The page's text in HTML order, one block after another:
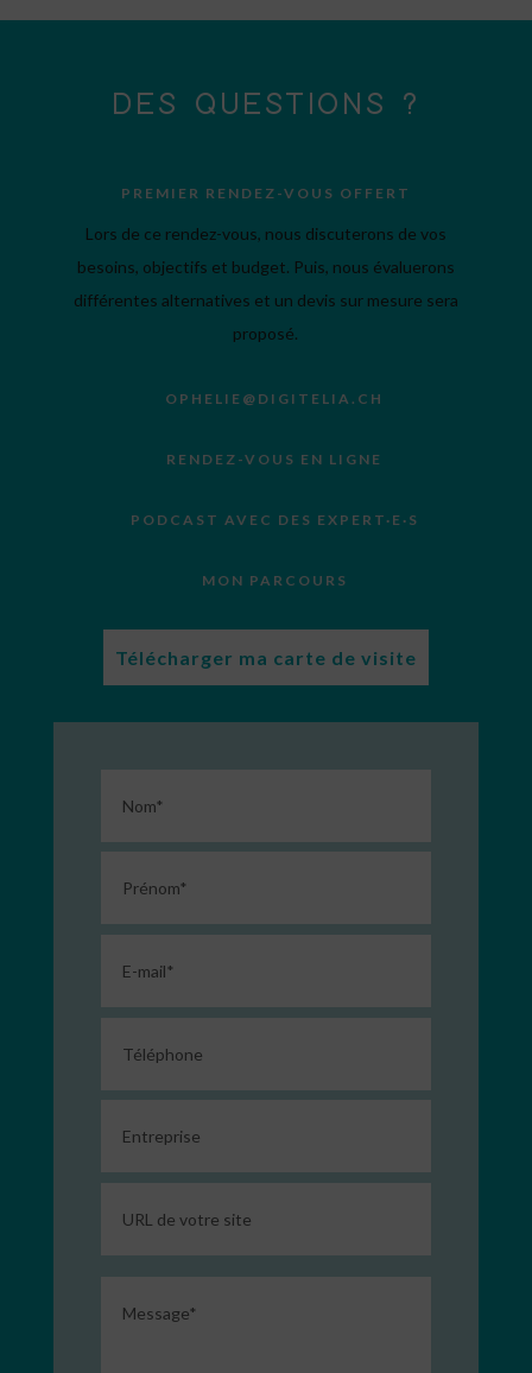
DES QUESTIONS ?
PREMIER RENDEZ-VOUS OFFERT
Lors de ce rendez-vous, nous discuterons de vos
besoins, objectifs et budget. Puis, nous évaluerons
différentes alternatives et un devis sur mesure sera
proposé.
OPHELIE@DIGITELIA.CH
RENDEZ-VOUS EN LIGNE
PODCAST AVEC DES EXPERT·E·S
MON PARCOURS
Télécharger ma carte de visite